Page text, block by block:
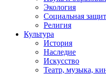
Экология
Социальная
Религия
Культура
История
Наследие
Искусство
Театр, музыка,